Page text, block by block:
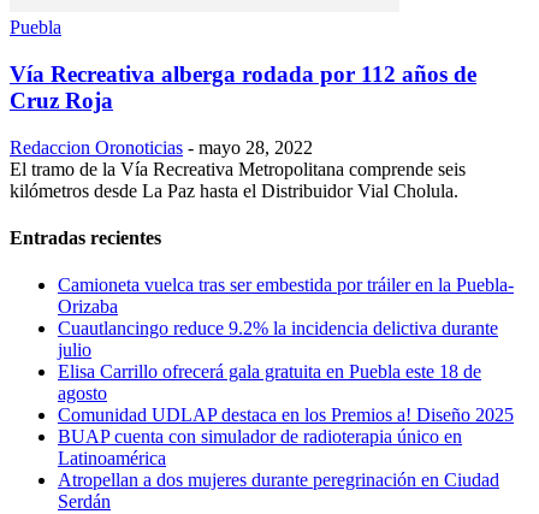
Puebla
Vía Recreativa alberga rodada por 112 años de
Cruz Roja
Redaccion Oronoticias - mayo 28, 2022
El tramo de la Vía Recreativa Metropolitana comprende seis
kilómetros desde La Paz hasta el Distribuidor Vial Cholula.
Entradas recientes
Camioneta vuelca tras ser embestida por tráiler en la Puebla-
Orizaba
Cuautlancingo reduce 9.2% la incidencia delictiva durante
julio
Elisa Carrillo ofrecerá gala gratuita en Puebla este 18 de
agosto
Comunidad UDLAP destaca en los Premios a! Diseño 2025
BUAP cuenta con simulador de radioterapia único en
Latinoamérica
Atropellan a dos mujeres durante peregrinación en Ciudad
Serdán